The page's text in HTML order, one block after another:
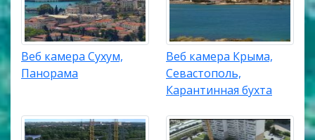
Веб камера Сухум,
Панорама
Веб камера Крыма,
Севастополь,
Карантинная бухта